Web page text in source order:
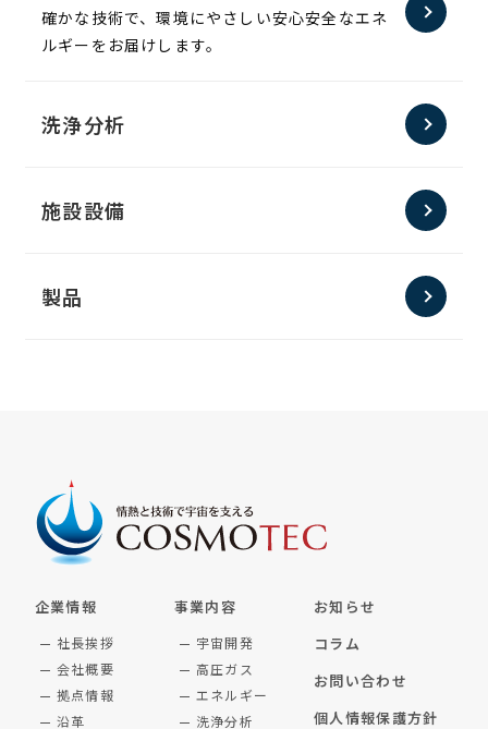
確かな技術で、環境にやさしい安心安全なエネ
ルギーをお届けします。
洗浄分析
施設設備
製品
企業情報
社長挨拶
会社概要
拠点情報
沿革
事業内容
宇宙開発
高圧ガス
エネルギー
洗浄分析
お知らせ
コラム
お問い合わせ
個人情報保護方針